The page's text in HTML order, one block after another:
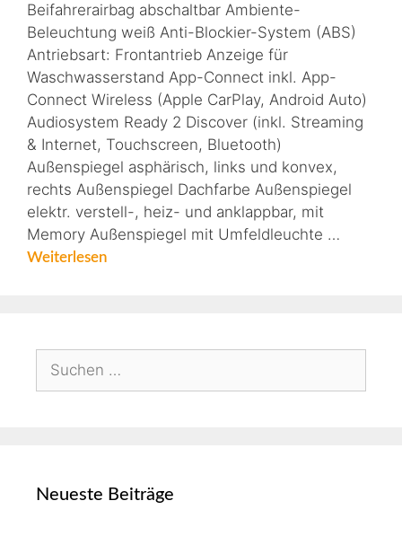
Beifahrerairbag abschaltbar Ambiente-
Beleuchtung weiß Anti-Blockier-System (ABS)
Antriebsart: Frontantrieb Anzeige für
Waschwasserstand App-Connect inkl. App-
Connect Wireless (Apple CarPlay, Android Auto)
Audiosystem Ready 2 Discover (inkl. Streaming
& Internet, Touchscreen, Bluetooth)
Außenspiegel asphärisch, links und konvex,
rechts Außenspiegel Dachfarbe Außenspiegel
elektr. verstell-, heiz- und anklappbar, mit
Memory Außenspiegel mit Umfeldleuchte …
Weiterlesen
Neueste Beiträge